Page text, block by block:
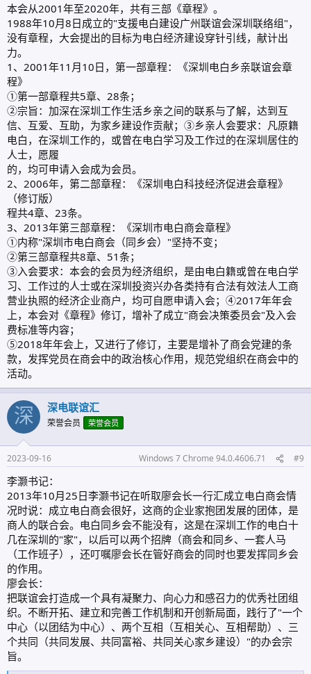
本会从2001年至2020年，共有三部《章程》。
1988年10月8日成立的"支援电白建设广州联谊会深圳联络组"，
没有章程，大会提出的目标为电白经济建设穿针引线，献计出
力。
1、2001年11月10日，第一部章程：《深圳电白乡亲联谊会章
程》
①第一部章程共5章、28条；
②宗旨：加深在深圳工作生活乡亲之间的联系与了解，达到互
信、互爱、互助，为家乡建设作贡献；③乡亲人会要求：凡原籍
电白，在深圳工作的，或曾在电白学习及工作过的在深圳居住的
人士，愿履
的，均可申请入会成为会员。
2、2006年，第二部章程：《深圳电白科技经济促进会章程》
（修订版）
程共4章、23条。
3、2013年第三部章程：《深圳市电白商会章程》
①内称"深圳市电白商会（同乡会）"坚持不变；
②第三部章程共8章、51条；
③入会要求：本会的会员为经济组织，是由电白籍或曾在电白学
习、工作过的人士或在深圳投资兴办各类持有合法有效法人工商
营业执照的经济企业商户，均可自愿申请入会；④2017年年会
上，本会对《章程》修订，增补了成立"商会决策委员会"及入会
费标准等内容；
⑤2018年年会上，又进行了修订，主要是增补了商会党建的条
款，发挥党员在商会中的政治核心作用，规范党组织在商会中的
活动。
深 深电联谊汇
荣誉会员 荣誉会员
2023-09-16 Windows 7 Chrome 94.0.4606.71 #9
李灏书记：
2013年10月25日李灏书记在听取廖会长一行汇成立电白商会情
况时说：成立电白商会很好，这商的企业家抱团发展的团体，是
商人的联合会。电白同乡会不能没有，这是在深圳工作的电白十
几在深圳的"家"，以后可以两个招牌（商会和同乡、一套人马
（工作班子），还叮嘱廖会长在管好商会的同时也要发挥同乡会
的作用。
廖会长：
把联谊会打造成一个具有凝聚力、向心力和感召力的优秀社团组
织。不断开拓、建立和完善工作机制和开创新局面，践行了"一个
中心（以团结为中心）、两个互相（互相关心、互相帮助）、三
个共同（共同发展、共同富裕、共同关心家乡建设）"的办会宗
旨。